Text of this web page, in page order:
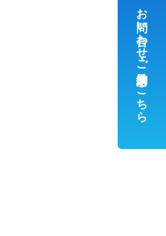
お問い合わせ・ご来店予約はこちら